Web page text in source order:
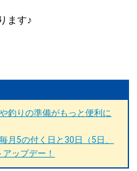
ます♪
釣りの準備がもっと便利に
月5の付く日と30日（5日、
ップデー！